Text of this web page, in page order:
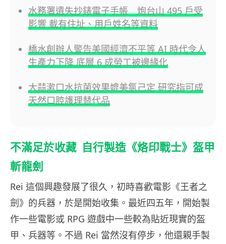
水務署遺失抄錶電子手帳 炮台山 495 戶受
影響 載有住址、用戶姓名等資料
橋水創辦人警告美國經濟不平等 AI 時代令人
生產力下降 底層 6 成勞工被邊緣化
大蒜漱口水抗菌效果媲美氯己定 研究指可成
天然口腔護理替代品
不滿足於收藏 自行製造《烙印戰士》盔甲
斬龍劍
Rei 這個興趣發展了很久，初時喜歡電影《王者之
劍》的兵器，於是開始收集。最近四五年，開始製
作一些電影或 RPG 遊戲中一些較為貼近現實的盔
甲、兵器等。不過 Rei 當然沒有停步，他還親手製